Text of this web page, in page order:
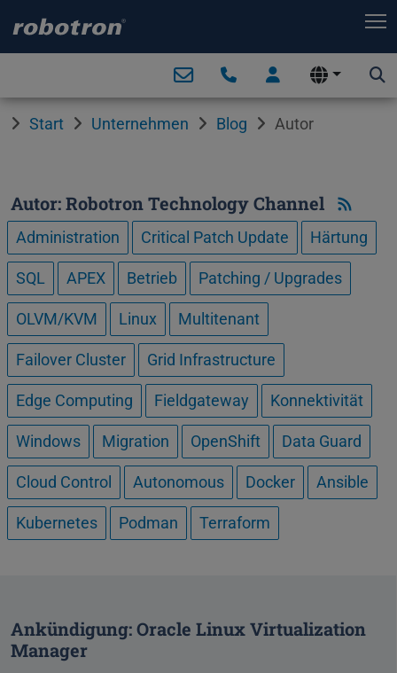
Start Unternehmen Blog Autor
Autor: Robotron Technology Channel
Administration Critical Patch Update Härtung
SQL APEX Betrieb Patching / Upgrades
OLVM/KVM Linux Multitenant
Failover Cluster Grid Infrastructure
Edge Computing Fieldgateway Konnektivität
Windows Migration OpenShift Data Guard
Cloud Control Autonomous Docker Ansible
Kubernetes Podman Terraform
Ankündigung: Oracle Linux Virtualization
Manager